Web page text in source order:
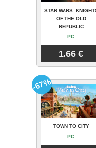
STAR WARS:
OF THE OLD
REPUBLIC
PC
1.66 €
TOWN TO CITY
PC
-67%